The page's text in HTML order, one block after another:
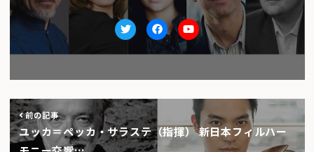
TwitterfacebookYoutube
前の記事
ユッカ＝ペッカ・サラステ（指揮） 新日本フィルハー